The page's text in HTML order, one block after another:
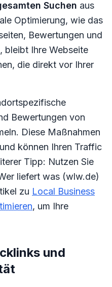
Suchen aus
Optimierung, wie das
Bewertungen und
bleibt Ihre Webseite
die direkt vor Ihrer
Bewertungen von
Diese Maßnahmen
können Ihren Traffic
Tipp: Nutzen Sie
liefert was (wlw.de)
zu Local Business
, um Ihre
und